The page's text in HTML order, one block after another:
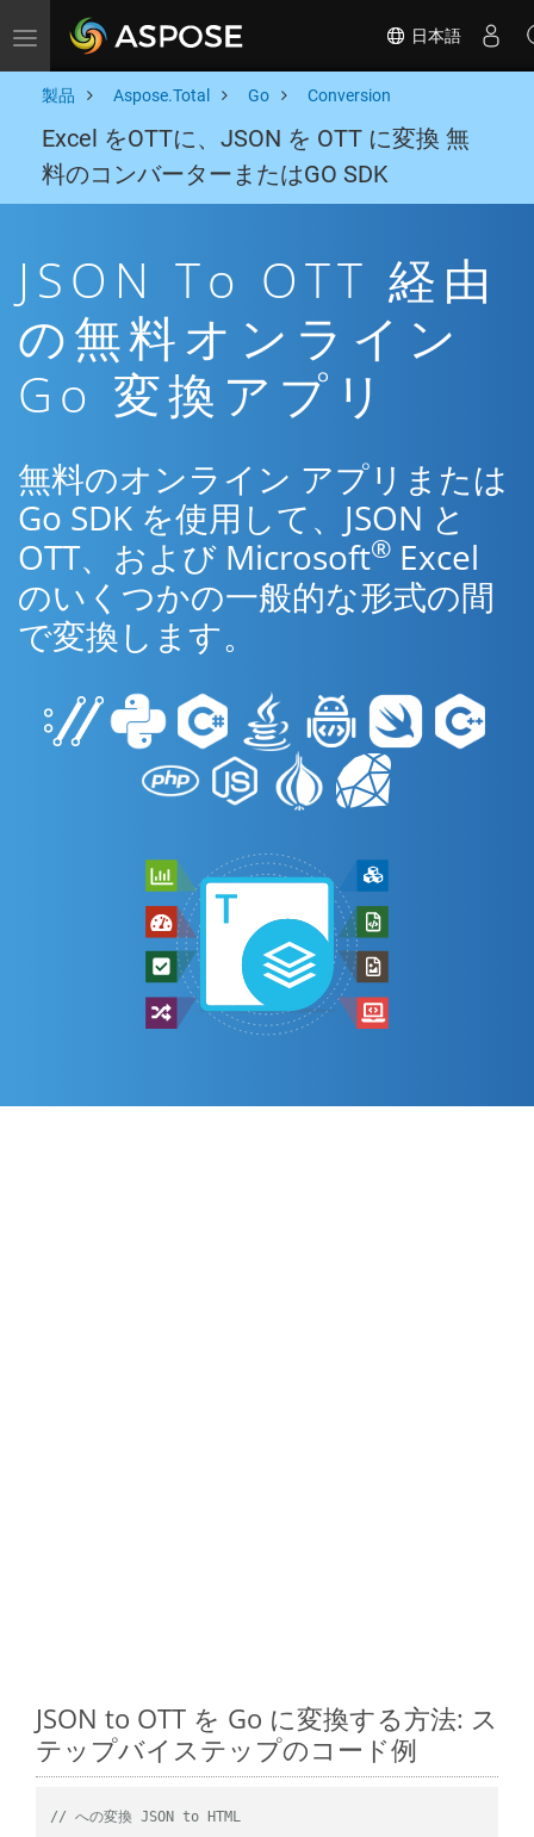
Toggle navigation 日本語
製品 Aspose.Total Go Conversion
Excel をOTTに、JSON を OTT に変換 無
料のコンバーターまたはGO SDK
JSON To OTT 経由
の無料オンライン
Go 変換アプリ
無料のオンライン アプリまたは
Go SDK を使用して、JSON と
OTT、および Microsoft® Excel
のいくつかの一般的な形式の間
で変換します。
JSON to OTT を Go に変換する方法: ス
テップバイステップのコード例
// への変換 JSON to HTML